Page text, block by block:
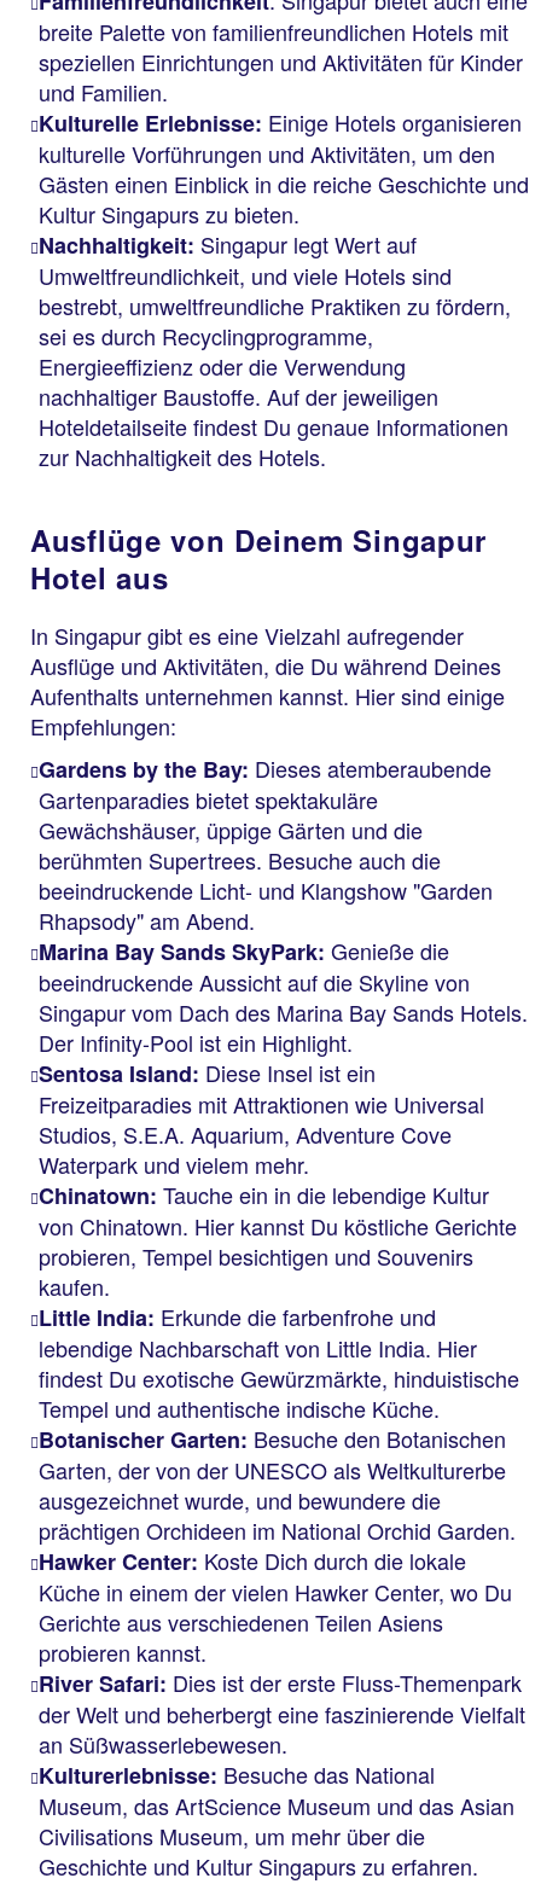
breite Palette von familienfreundlichen Hotels mit
speziellen Einrichtungen und Aktivitäten für Kinder
und Familien.
Kulturelle Erlebnisse: Einige Hotels organisieren
kulturelle Vorführungen und Aktivitäten, um den
Gästen einen Einblick in die reiche Geschichte und
Kultur Singapurs zu bieten.
Nachhaltigkeit: Singapur legt Wert auf
Umweltfreundlichkeit, und viele Hotels sind
bestrebt, umweltfreundliche Praktiken zu fördern,
sei es durch Recyclingprogramme,
Energieeffizienz oder die Verwendung
nachhaltiger Baustoffe. Auf der jeweiligen
Hoteldetailseite findest Du genaue Informationen
zur Nachhaltigkeit des Hotels.
Ausflüge von Deinem Singapur
Hotel aus
In Singapur gibt es eine Vielzahl aufregender
Ausflüge und Aktivitäten, die Du während Deines
Aufenthalts unternehmen kannst. Hier sind einige
Empfehlungen:
Gardens by the Bay: Dieses atemberaubende
Gartenparadies bietet spektakuläre
Gewächshäuser, üppige Gärten und die
berühmten Supertrees. Besuche auch die
beeindruckende Licht- und Klangshow "Garden
Rhapsody" am Abend.
Marina Bay Sands SkyPark: Genieße die
beeindruckende Aussicht auf die Skyline von
Singapur vom Dach des Marina Bay Sands Hotels.
Der Infinity-Pool ist ein Highlight.
Sentosa Island: Diese Insel ist ein
Freizeitparadies mit Attraktionen wie Universal
Studios, S.E.A. Aquarium, Adventure Cove
Waterpark und vielem mehr.
Chinatown: Tauche ein in die lebendige Kultur
von Chinatown. Hier kannst Du köstliche Gerichte
probieren, Tempel besichtigen und Souvenirs
kaufen.
Little India: Erkunde die farbenfrohe und
lebendige Nachbarschaft von Little India. Hier
findest Du exotische Gewürzmärkte, hinduistische
Tempel und authentische indische Küche.
Botanischer Garten: Besuche den Botanischen
Garten, der von der UNESCO als Weltkulturerbe
ausgezeichnet wurde, und bewundere die
prächtigen Orchideen im National Orchid Garden.
Hawker Center: Koste Dich durch die lokale
Küche in einem der vielen Hawker Center, wo Du
Gerichte aus verschiedenen Teilen Asiens
probieren kannst.
River Safari: Dies ist der erste Fluss-Themenpark
der Welt und beherbergt eine faszinierende Vielfalt
an Süßwasserlebewesen.
Kulturerlebnisse: Besuche das National
Museum, das ArtScience Museum und das Asian
Civilisations Museum, um mehr über die
Geschichte und Kultur Singapurs zu erfahren.